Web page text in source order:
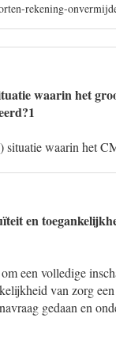
rekening-
waarin het
situatie waarin het
en
een volledige
van zorg
gedaan en